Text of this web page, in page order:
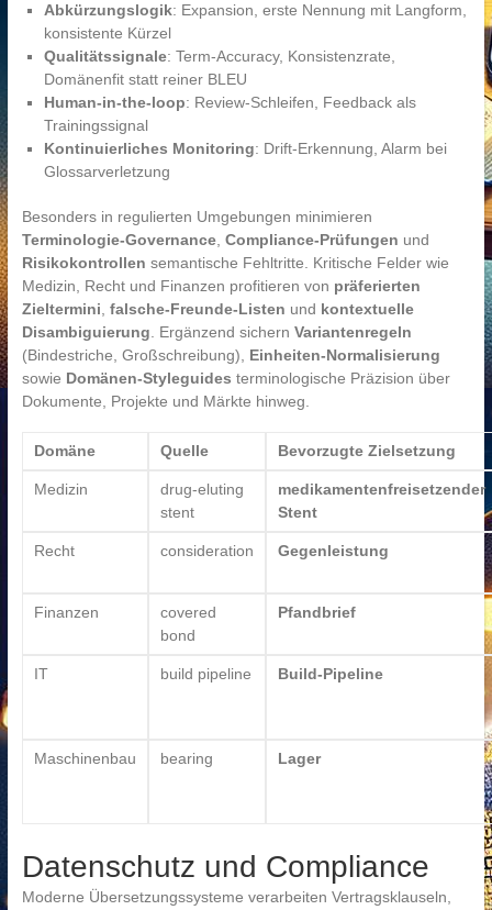
Abkürzungslogik: Expansion, erste Nennung mit Langform,
konsistente Kürzel
Qualitätssignale: Term-Accuracy, Konsistenzrate,
Domänenfit statt reiner BLEU
Human-in-the-loop: Review-Schleifen, Feedback als
Trainingssignal
Kontinuierliches Monitoring: Drift-Erkennung, Alarm bei
Glossarverletzung
Besonders in regulierten Umgebungen minimieren
Terminologie-Governance, Compliance-Prüfungen und
Risikokontrollen semantische Fehltritte. Kritische Felder wie
Medizin, Recht und Finanzen profitieren von präferierten
Zieltermini falsche-Freunde-Listen und kontextuelle
Disambiguierung . Ergänzend sichern Variantenregeln
(Bindestriche, Großschreibung), Einheiten-Normalisierung
sowie Domänen-Styleguides terminologische Präzision über
Dokumente, Projekte und Märkte hinweg.
Domäne Quelle Bevorzugte Zielsetzung
Medizin
drug-eluting
stent
medikamentenfreisetzender
Stent
Recht consideration Gegenleistung
Finanzen
covered
bond
Pfandbrief
IT build pipeline Build‑Pipeline
Maschinenbau bearing Lager
Datenschutz und Compliance
Moderne Übersetzungssysteme verarbeiten Vertragsklauseln,